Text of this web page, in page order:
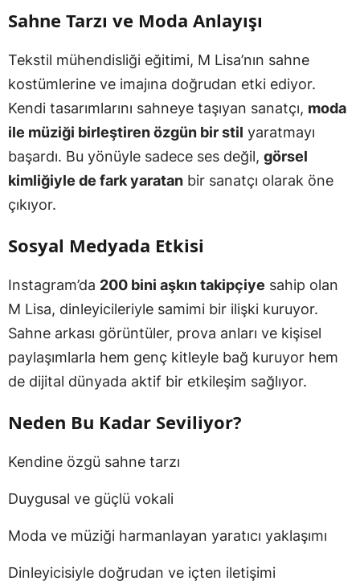
Sahne Tarzı ve Moda Anlayışı
Tekstil mühendisliği eğitimi, M Lisa’nın sahne
kostümlerine ve imajına doğrudan etki ediyor.
Kendi tasarımlarını sahneye taşıyan sanatçı, moda
ile müziği birleştiren özgün bir stil yaratmayı
başardı. Bu yönüyle sadece ses değil, görsel
kimliğiyle de fark yaratan bir sanatçı olarak öne
çıkıyor.
Sosyal Medyada Etkisi
Instagram’da 200 bini aşkın takipçiye sahip olan
M Lisa, dinleyicileriyle samimi bir ilişki kuruyor.
Sahne arkası görüntüler, prova anları ve kişisel
paylaşımlarla hem genç kitleyle bağ kuruyor hem
de dijital dünyada aktif bir etkileşim sağlıyor.
Neden Bu Kadar Seviliyor?
Kendine özgü sahne tarzı
Duygusal ve güçlü vokali
Moda ve müziği harmanlayan yaratıcı yaklaşımı
Dinleyicisiyle doğrudan ve içten iletişimi